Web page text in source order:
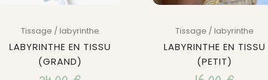
Tissage / labyrinthe
LABYRINTHE EN TISSU
(GRAND)
Tissage / labyrinthe
LABYRINTHE EN TISSU
(PETIT)